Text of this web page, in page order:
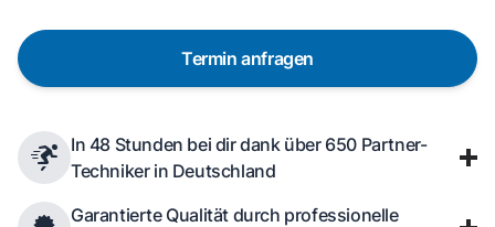
Termin anfragen
In 48 Stunden bei dir dank über 650 Partner-
Techniker in Deutschland
Garantierte Qualität durch professionelle